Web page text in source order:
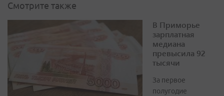
Смотрите также
В Приморье
зарплатная
медиана
превысила 92
тысячи
За первое
полугодие